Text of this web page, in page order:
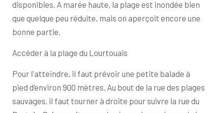
disponibles. A marée haute, la plage est inondée bien
que quelque peu réduite, mais on aperçoit encore une
bonne partie.
Accéder à la plage du Lourtouais
Pour l'atteindre, il faut prévoir une petite balade à
pied d’environ 900 mètres. Au bout de la rue des plages
sauvages, il faut tourner à droite pour suivre la rue du